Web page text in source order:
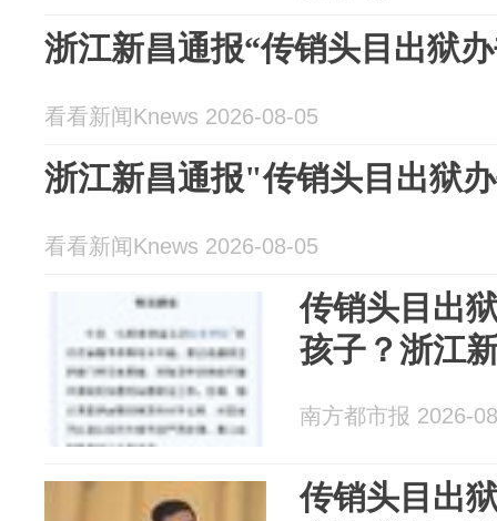
浙江新昌通报“传销头目出狱
看看新闻Knews 2026-08-05
浙江新昌通报"传销头目出狱
看看新闻Knews 2026-08-05
传销头目出
孩子？浙江
南方都市报 2026-
传销头目出